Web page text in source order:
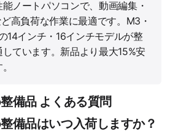
ノートパソコンで、動画編集・
高負荷な作業に最適です。M3・
14インチ・16インチモデルが整
ています。新品より最大15%安
備品 よくある質問
備品はいつ入荷しますか？